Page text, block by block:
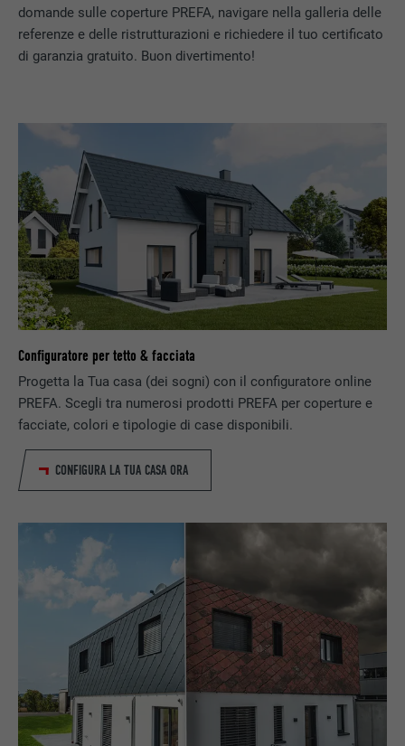
domande sulle coperture PREFA, navigare nella galleria delle
referenze e delle ristrutturazioni e richiedere il tuo certificato
di garanzia gratuito. Buon divertimento!
Configuratore per tetto & facciata
Progetta la Tua casa (dei sogni) con il configuratore online
PREFA. Scegli tra numerosi prodotti PREFA per coperture e
facciate, colori e tipologie di case disponibili.
CONFIGURA LA TUA CASA ORA